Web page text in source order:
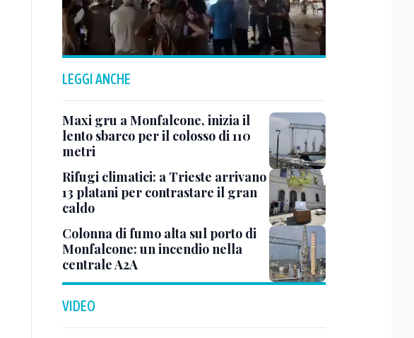
LEGGI ANCHE
Maxi gru a Monfalcone, inizia il
lento sbarco per il colosso di 110
metri
Rifugi climatici: a Trieste arrivano
13 platani per contrastare il gran
caldo
Colonna di fumo alta sul porto di
Monfalcone: un incendio nella
centrale A2A
VIDEO